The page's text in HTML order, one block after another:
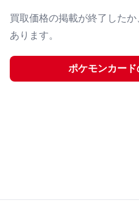
買取価格の掲載が終了した
あります。
ポケモンカード